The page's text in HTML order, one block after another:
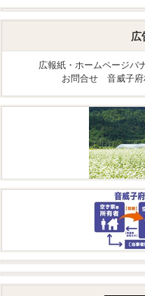
広
広報紙・ホームページバ
お問合せ 音威子